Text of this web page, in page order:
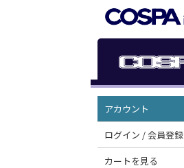
アカウント
ログイン / 会員登録
カートを見る